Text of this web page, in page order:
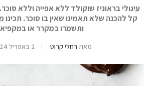
עיגולי בראוניז שוקולד ללא אפייה וללא
קל להכנה שלא תאמינו שאין בו סוכר.
ותשמרו במקרר או במקפיא
מאת רחלי קרוט 2 באפריל 2024